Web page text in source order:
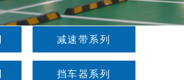
减速带系列
挡车器系列